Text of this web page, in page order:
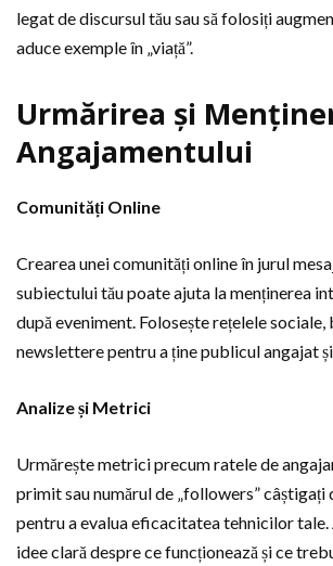
legat de discursul tău sau să folosiți
aduce exemple în „viață”.
Urmărirea și
Angajamentului
Comunități Online
Crearea unei comunități online în jurul
subiectului tău poate ajuta la menținerea
după eveniment. Folosește rețelele sociale,
newslettere pentru a ține publicul angajat
Analize și Metrici
Urmărește metrici precum ratele de
primit sau numărul de „followers” câștigați
pentru a evalua eficacitatea tehnicilor tale.
idee clară despre ce funcționează și ce